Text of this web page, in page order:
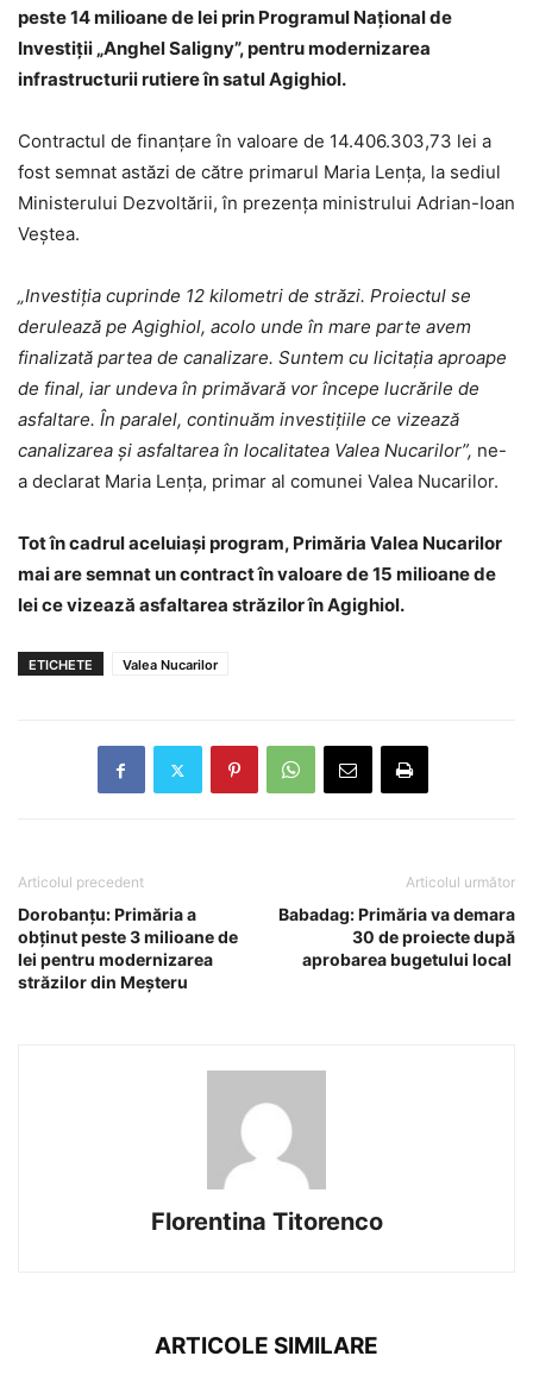
peste 14 milioane de lei prin Programul Național de
Investiții „Anghel Saligny”, pentru modernizarea
infrastructurii rutiere în satul Agighiol.
Contractul de finanțare în valoare de 14.406.303,73 lei a
fost semnat astăzi de către primarul Maria Lența, la sediul
Ministerului Dezvoltării, în prezența ministrului Adrian-Ioan
Veștea.
„Investiția cuprinde 12 kilometri de străzi. Proiectul se
derulează pe Agighiol, acolo unde în mare parte avem
finalizată partea de canalizare. Suntem cu licitația aproape
de final, iar undeva în primăvară vor începe lucrările de
asfaltare. În paralel, continuăm investițiile ce vizează
canalizarea și asfaltarea în localitatea Valea Nucarilor”, ne-
a declarat Maria Lența, primar al comunei Valea Nucarilor.
Tot în cadrul aceluiași program, Primăria Valea Nucarilor
mai are semnat un contract în valoare de 15 milioane de
lei ce vizează asfaltarea străzilor în Agighiol.
ETICHETE Valea Nucarilor
Articolul precedent
Dorobanțu: Primăria a
obținut peste 3 milioane de
lei pentru modernizarea
străzilor din Meșteru
Articolul următor
Babadag: Primăria va demara
30 de proiecte după
aprobarea bugetului local
Florentina Titorenco
ARTICOLE SIMILARE